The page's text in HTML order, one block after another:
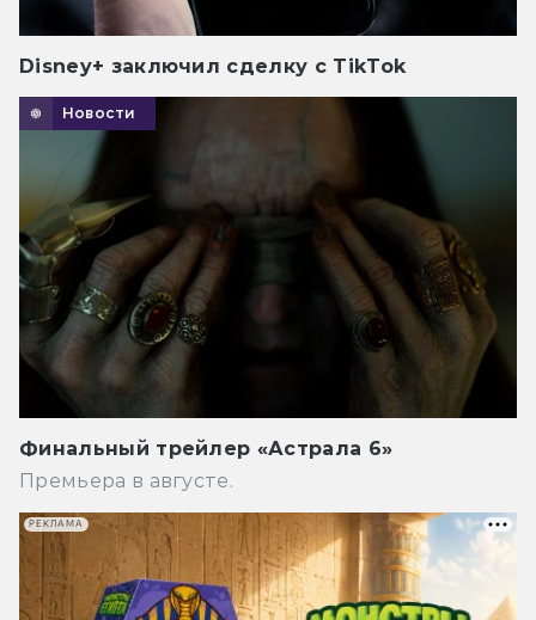
Disney+ заключил сделку с TikTok
Новости
Финальный трейлер «Астрала 6»
Премьера в августе.
РЕКЛАМА